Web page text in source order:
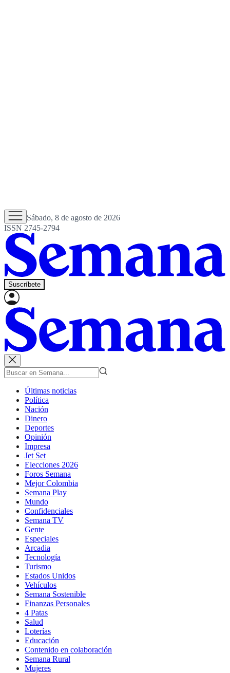
Sábado, 8 de agosto de 2026
ISSN 2745-2794
Suscríbete
Últimas noticias
Política
Nación
Dinero
Deportes
Opinión
Impresa
Jet Set
Elecciones 2026
Foros Semana
Mejor Colombia
Semana Play
Mundo
Confidenciales
Semana TV
Gente
Especiales
Arcadia
Tecnología
Turismo
Estados Unidos
Vehículos
Semana Sostenible
Finanzas Personales
4 Patas
Salud
Loterías
Educación
Contenido en colaboración
Semana Rural
Mujeres